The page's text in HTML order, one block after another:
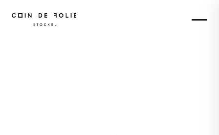
Rendez-vous chez Coin de Folie